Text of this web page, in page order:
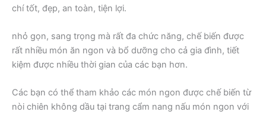
chí tốt, đẹp, an toàn, tiện lợi.
nhỏ gọn, sang trọng mà rất đa chức năng, chế biến được
rất nhiều món ăn ngon và bổ dưỡng cho cả gia đình, tiết
kiệm được nhiều thời gian của các bạn hơn.
Các bạn có thể tham khảo các món ngon được chế biến từ
nòi chiên không dầu tại trang cẩm nang nấu món ngon với